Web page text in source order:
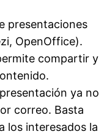
presentaciones
OpenOffice).
compartir y
ya no
correo. Basta
los interesados la